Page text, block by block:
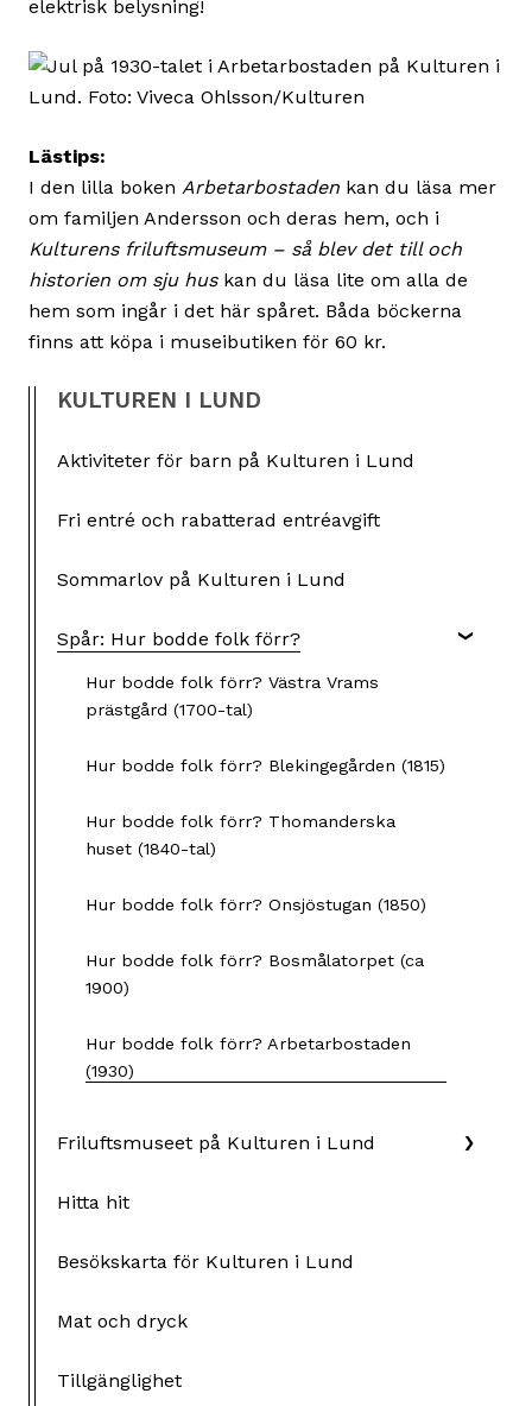
elektrisk belysning!
Lästips:
I den lilla boken Arbetarbostaden kan du läsa mer
om familjen Andersson och deras hem, och i
Kulturens friluftsmuseum – så blev det till och
historien om sju huskan du läsa lite om alla de
hem som ingår i det här spåret. Båda böckerna
finns att köpa i museibutiken för 60 kr.
KULTUREN I LUND
Aktiviteter för barn på Kulturen i Lund
Fri entré och rabatterad entréavgift
Sommarlov på Kulturen i Lund
Spår: Hur bodde folk förr?
Hur bodde folk förr? Västra Vrams
prästgård (1700-tal)
Hur bodde folk förr? Blekingegården (1815)
Hur bodde folk förr? Thomanderska
huset (1840-tal)
Hur bodde folk förr? Onsjöstugan (1850)
Hur bodde folk förr? Bosmålatorpet (ca
1900)
Hur bodde folk förr? Arbetarbostaden
(1930)
Friluftsmuseet på Kulturen i Lund
Hitta hit
Besökskarta för Kulturen i Lund
Mat och dryck
Tillgänglighet